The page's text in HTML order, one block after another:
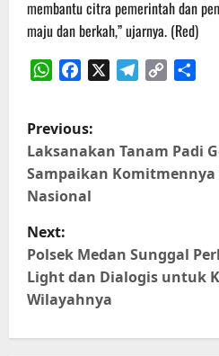
membantu citra pemerintah dan
maju dan berkah,” ujarnya. (Red)
P
o
s
t
n
a
v
Previous:
Laksanakan Tanam Padi
Sampaikan
Nasional
Next:
Polsek Medan Sunggal
Light dan Dialogis untuk
Wilayahnya